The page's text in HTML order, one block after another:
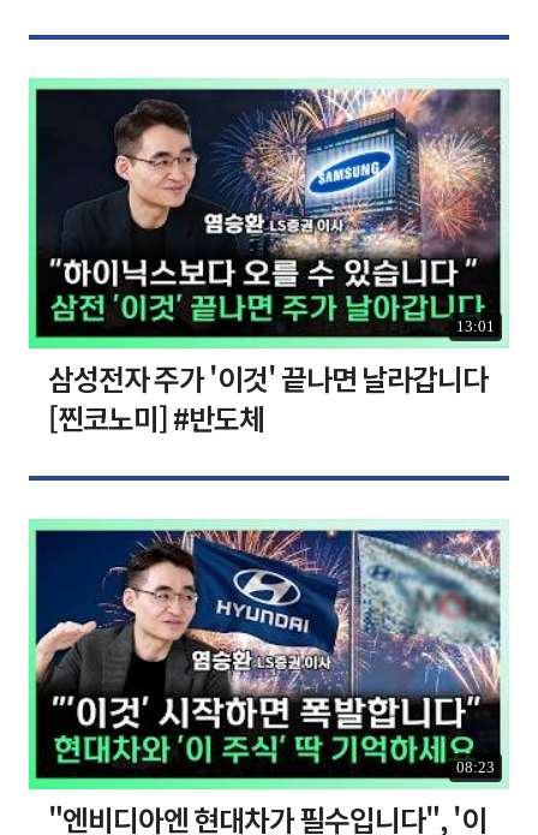
13:01
삼성전자 주가 '이것' 끝나면 날라갑니다
[찐코노미] #반도체
08:23
"엔비디아엔 현대차가 필수입니다", '이